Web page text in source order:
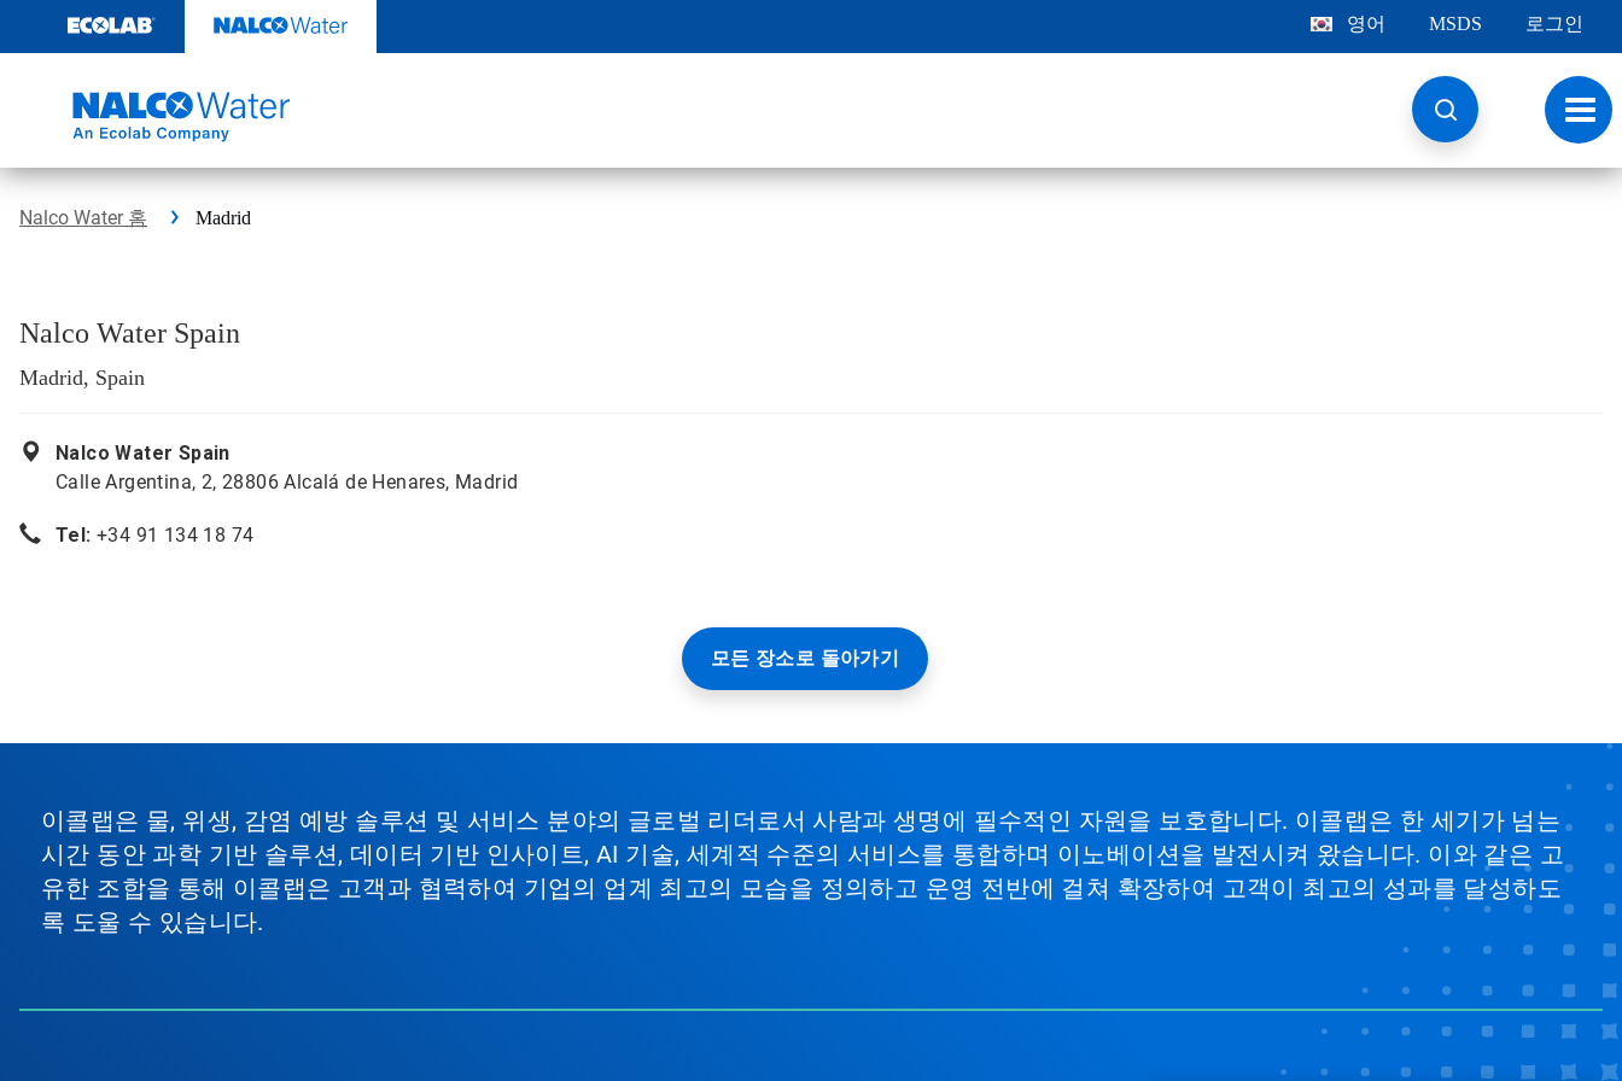
츠
기
영어 MSDS 로그인
토
글
내
비
Nalco Water 홈 Madrid
Nalco Water Spain
Madrid, Spain
Nalco Water Spain
Calle Argentina, 2, 28806 Alcalá de Henares, Madrid
Tel: +34 91 134 18 74
모든 장소로 돌아가기
이콜랩은 물, 위생, 감염 예방 솔루션 및 서비스 분야의 글로벌 리더로서 사람과 생명에 필수적인 자원을 보호합니다. 이콜랩은 한 세기가 넘는
시간 동안 과학 기반 솔루션, 데이터 기반 인사이트, AI 기술, 세계적 수준의 서비스를 통합하며 이노베이션을 발전시켜 왔습니다. 이와 같은 고
유한 조합을 통해 이콜랩은 고객과 협력하여 기업의 업계 최고의 모습을 정의하고 운영 전반에 걸쳐 확장하여 고객이 최고의 성과를 달성하도
록 도울 수 있습니다.